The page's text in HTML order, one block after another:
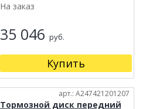
На заказ
35 046 руб.
Купить
арт.: A247421201207
Тормозной диск передний